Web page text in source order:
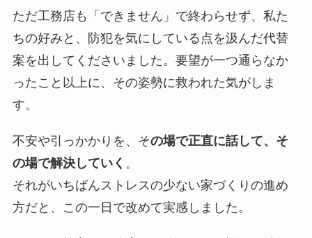
ただ工務店も「できません」で終わらせず、私た
ちの好みと、防犯を気にしている点を汲んだ代替
案を出してくださいました。要望が一つ通らなか
ったこと以上に、その姿勢に救われた気がしま
す。
不安や引っかかりを、その場で正直に話して、そ
の場で解決していく 。
それがいちばんストレスの少ない家づくりの進め
方だと、この一日で改めて実感しました。